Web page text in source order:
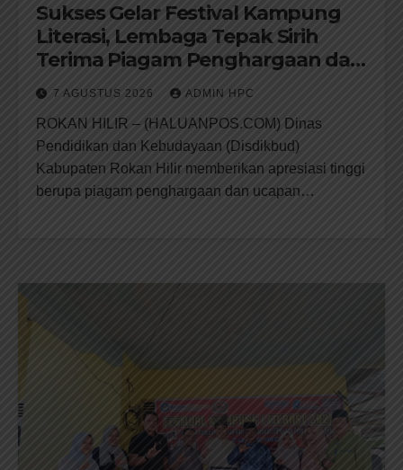
Sukses Gelar Festival Kampung
Literasi, Lembaga Tepak Sirih
Terima Piagam Penghargaan dari
Disdikbud Rohil
7 AGUSTUS 2026 ADMIN HPC
ROKAN HILIR – (HALUANPOS.COM) Dinas
Pendidikan dan Kebudayaan (Disdikbud)
Kabupaten Rokan Hilir memberikan apresiasi tinggi
berupa piagam penghargaan dan ucapan…